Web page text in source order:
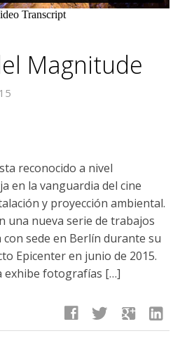
Magnitude
reconocido a nivel
en la vanguardia del cine
y proyección ambiental.
una nueva serie de trabajos
sede en Berlín durante su
Epicenter en junio de 2015.
exhibe fotografías […]
facebook twitter google linkedin